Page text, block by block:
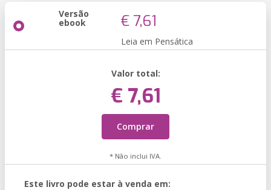
Versão
ebook € 7,61
Leia em Pensática
Valor total:
€ 7,61
Comprar
* Não inclui IVA.
Este livro pode estar à venda em: